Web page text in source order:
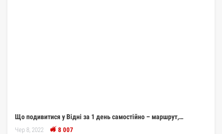
Що подивитися у Відні за 1 день самостійно – маршрут,…
Чер 8, 2022 8 007